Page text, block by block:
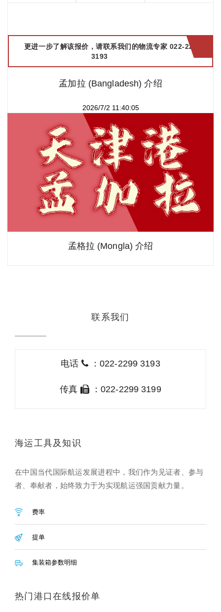
更进一步了解该报价，请联系我们的物流专家 022-2299
3193
孟加拉 (Bangladesh) 介绍
2026/7/2 11:40:05
孟格拉 (Mongla) 介绍
联系我们
电话 ：022-2299 3193
传真 ：022-2299 3199
海运工具及知识
在中国当代国际航运发展进程中，我们作为见证者、参与
者、奉献者，始终致力于为实现航运强国贡献力量。
费率
提单
集装箱参数明细
热门港口在线报价单